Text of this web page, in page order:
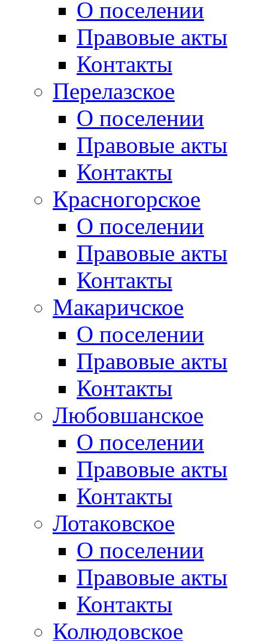
О поселении
Правовые акты
Контакты
Перелазское
О поселении
Правовые акты
Контакты
Красногорское
О поселении
Правовые акты
Контакты
Макаричское
О поселении
Правовые акты
Контакты
Любовшанское
О поселении
Правовые акты
Контакты
Лотаковское
О поселении
Правовые акты
Контакты
Колюдовское